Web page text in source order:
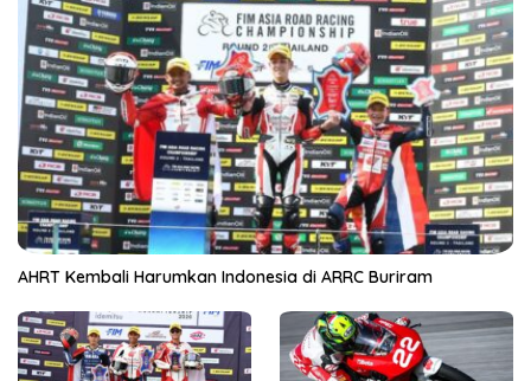
AHRT Kembali Harumkan Indonesia di ARRC Buriram